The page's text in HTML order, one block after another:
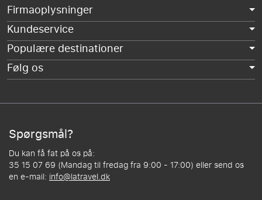
Firmaoplysninger
Kundeservice
Populære destinationer
Følg os
Spørgsmål?
Du kan få fat på os på:
35 15 07 69 (Mandag til fredag fra 9:00 - 17:00) eller send os
en e-mail: info@latravel.dk